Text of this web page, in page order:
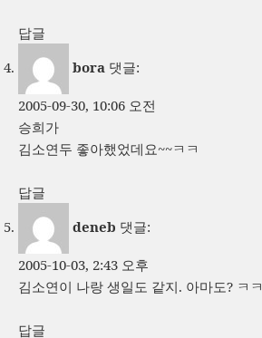
답글
bora 댓글:
2005-09-30, 10:06 오전
승희가
김소연두 좋아했었데요~~ㅋㅋ
답글
deneb 댓글:
2005-10-03, 2:43 오후
김소연이 나랑 생일도 같지. 아마도? ㅋㅋ
답글